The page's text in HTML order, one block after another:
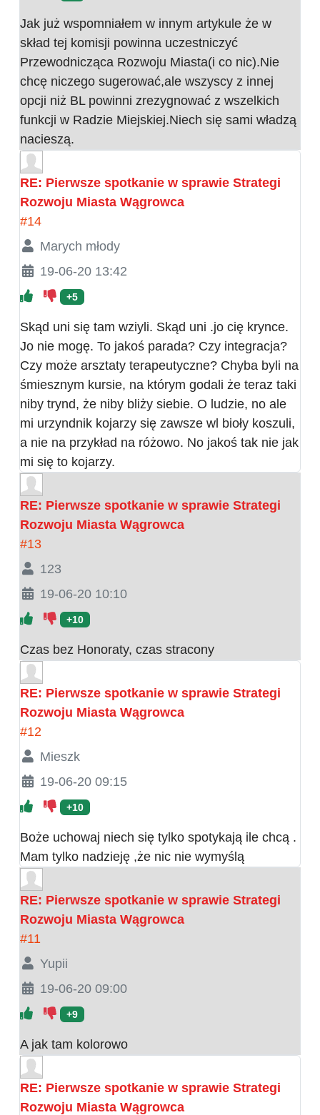
Jak już wspomniałem w innym artykule że w
skład tej komisji powinna uczestniczyć
Przewodnicząca Rozwoju Miasta(i co nic).Nie
chcę niczego sugerować,ale wszyscy z innej
opcji niż BL powinni zrezygnować z wszelkich
funkcji w Radzie Miejskiej.Niech się sami władzą
nacieszą.
RE: Pierwsze spotkanie w sprawie Strategi
Rozwoju Miasta Wągrowca
#14
Marych młody
19-06-20 13:42
+5
Skąd uni się tam wziyli. Skąd uni .jo cię krynce.
Jo nie mogę. To jakoś parada? Czy integracja?
Czy może arsztaty terapeutyczne? Chyba byli na
śmiesznym kursie, na którym godali że teraz taki
niby trynd, że niby bliży siebie. O ludzie, no ale
mi urzyndnik kojarzy się zawsze wl bioły koszuli,
a nie na przykład na różowo. No jakoś tak nie jak
mi się to kojarzy.
RE: Pierwsze spotkanie w sprawie Strategi
Rozwoju Miasta Wągrowca
#13
123
19-06-20 10:10
+10
Czas bez Honoraty, czas stracony
RE: Pierwsze spotkanie w sprawie Strategi
Rozwoju Miasta Wągrowca
#12
Mieszk
19-06-20 09:15
+10
Boże uchowaj niech się tylko spotykają ile chcą .
Mam tylko nadzieję ,że nic nie wymyślą
RE: Pierwsze spotkanie w sprawie Strategi
Rozwoju Miasta Wągrowca
#11
Yupii
19-06-20 09:00
+9
A jak tam kolorowo
RE: Pierwsze spotkanie w sprawie Strategi
Rozwoju Miasta Wągrowca